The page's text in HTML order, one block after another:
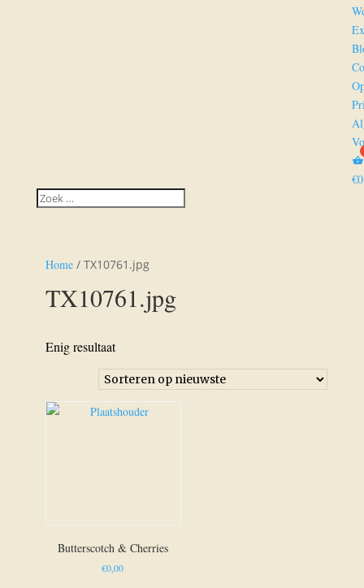
€
Home/ TX10761.jpg
TX10761.jpg
Enig resultaat
Butterscotch & Cherries
€0,00